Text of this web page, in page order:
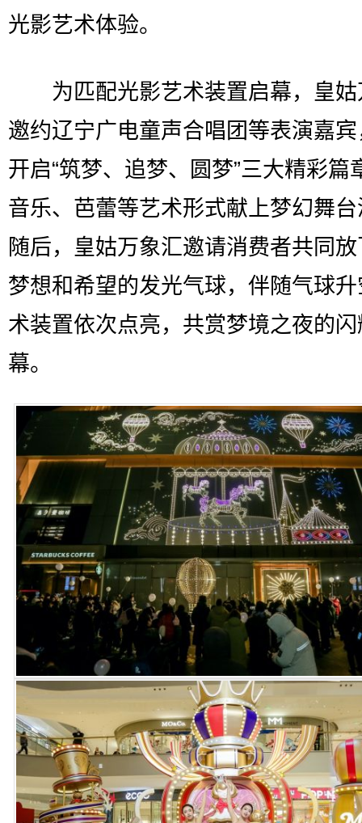
光影艺术体验。
为匹配光影艺术装置启幕，皇姑
邀约辽宁广电童声合唱团等表演嘉
开启“筑梦、追梦、圆梦”三大精彩篇
音乐、芭蕾等艺术形式献上梦幻舞
随后，皇姑万象汇邀请消费者共同
梦想和希望的发光气球，伴随气球
术装置依次点亮，共赏梦境之夜的
幕。